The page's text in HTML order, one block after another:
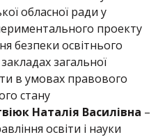
обласної ради у
проекту
безпеки освітнього
загальної
в умовах правового
стану
Наталія Василівна –
освіти і науки